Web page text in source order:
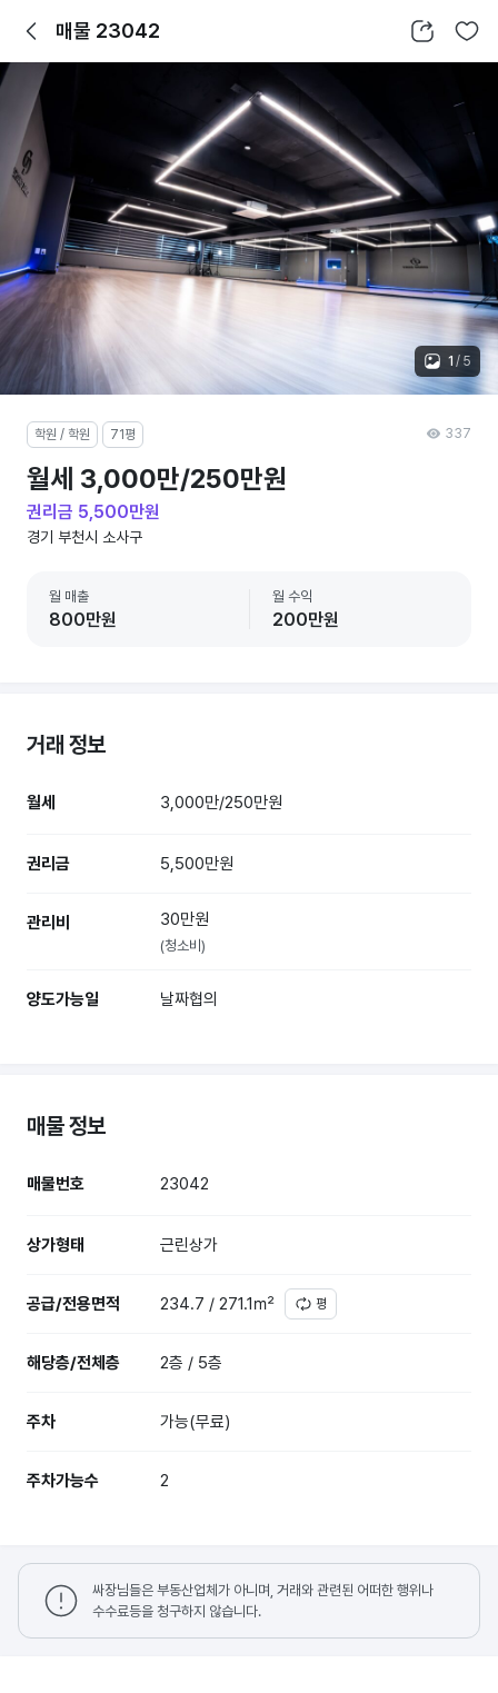
뒤로가기매물 23042 공유하기 찜하기
1 / 5
학원 / 학원 71평
월세 3,000만/250만원
권리금 5,500만원
경기 부천시 소사구
월 매출
800만원
월 수익
200만원
337
거래 정보
월세 3,000만/250만원
권리금 5,500만원
관리비 30만원
(청소비)
양도가능일 날짜협의
매물 정보
매물번호 23042
상가형태 근린상가
공급/전용면적 234.7 / 271.1㎡ 평
해당층/전체층 2층 / 5층
주차 가능(무료)
주차가능수 2
싸장님들은 부동산업체가 아니며, 거래와 관련된 어떠한 행위나
수수료등을 청구하지 않습니다.